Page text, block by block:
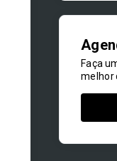
Faça
melhor